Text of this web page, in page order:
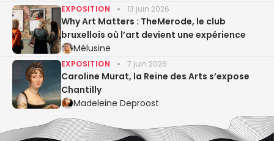
EXPOSITION 13 juin 2026
Why Art Matters : TheMerode, le club
bruxellois où l’art devient une expérience
Mélusine
EXPOSITION 7 juin 2026
Caroline Murat, la Reine des Arts s’expose
Chantilly
Madeleine Deproost